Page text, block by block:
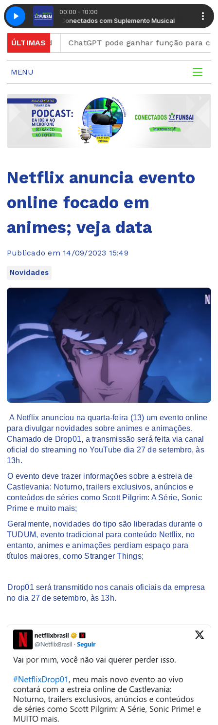
00:00 - 10:00
Manhã Conectados com Suplemento Musical Manhã
ÚLTIMASChatGPT pode ganhar função para criar
MENU
Netflix anuncia evento
online focado em
animes; veja data
Publicado em 14/09/2023 15:49
Novidades
A Netflix anunciou na quarta-feira (13) um evento online
para divulgar novidades sobre animes e animações.
Chamado de Drop01, a transmissão será feita via canal
oficial do streaming no YouTube dia 27 de setembro, às
13h.
O evento deve trazer informações sobre a estreia de
Castlevania: Noturno, trailers exclusivos, anúncios e
conteúdos de séries como Scott Pilgrim: A Série, Sonic
Prime e muito mais;
Geralmente, novidades do tipo são liberadas durante o
TUDUM, evento tradicional para conteúdo Netflix, no
entanto, animes e animações perdiam espaço para
títulos maiores, como Stranger Things;
Drop01 será transmitido nos canais oficiais da empresa
no dia 27 de setembro, às 13h.